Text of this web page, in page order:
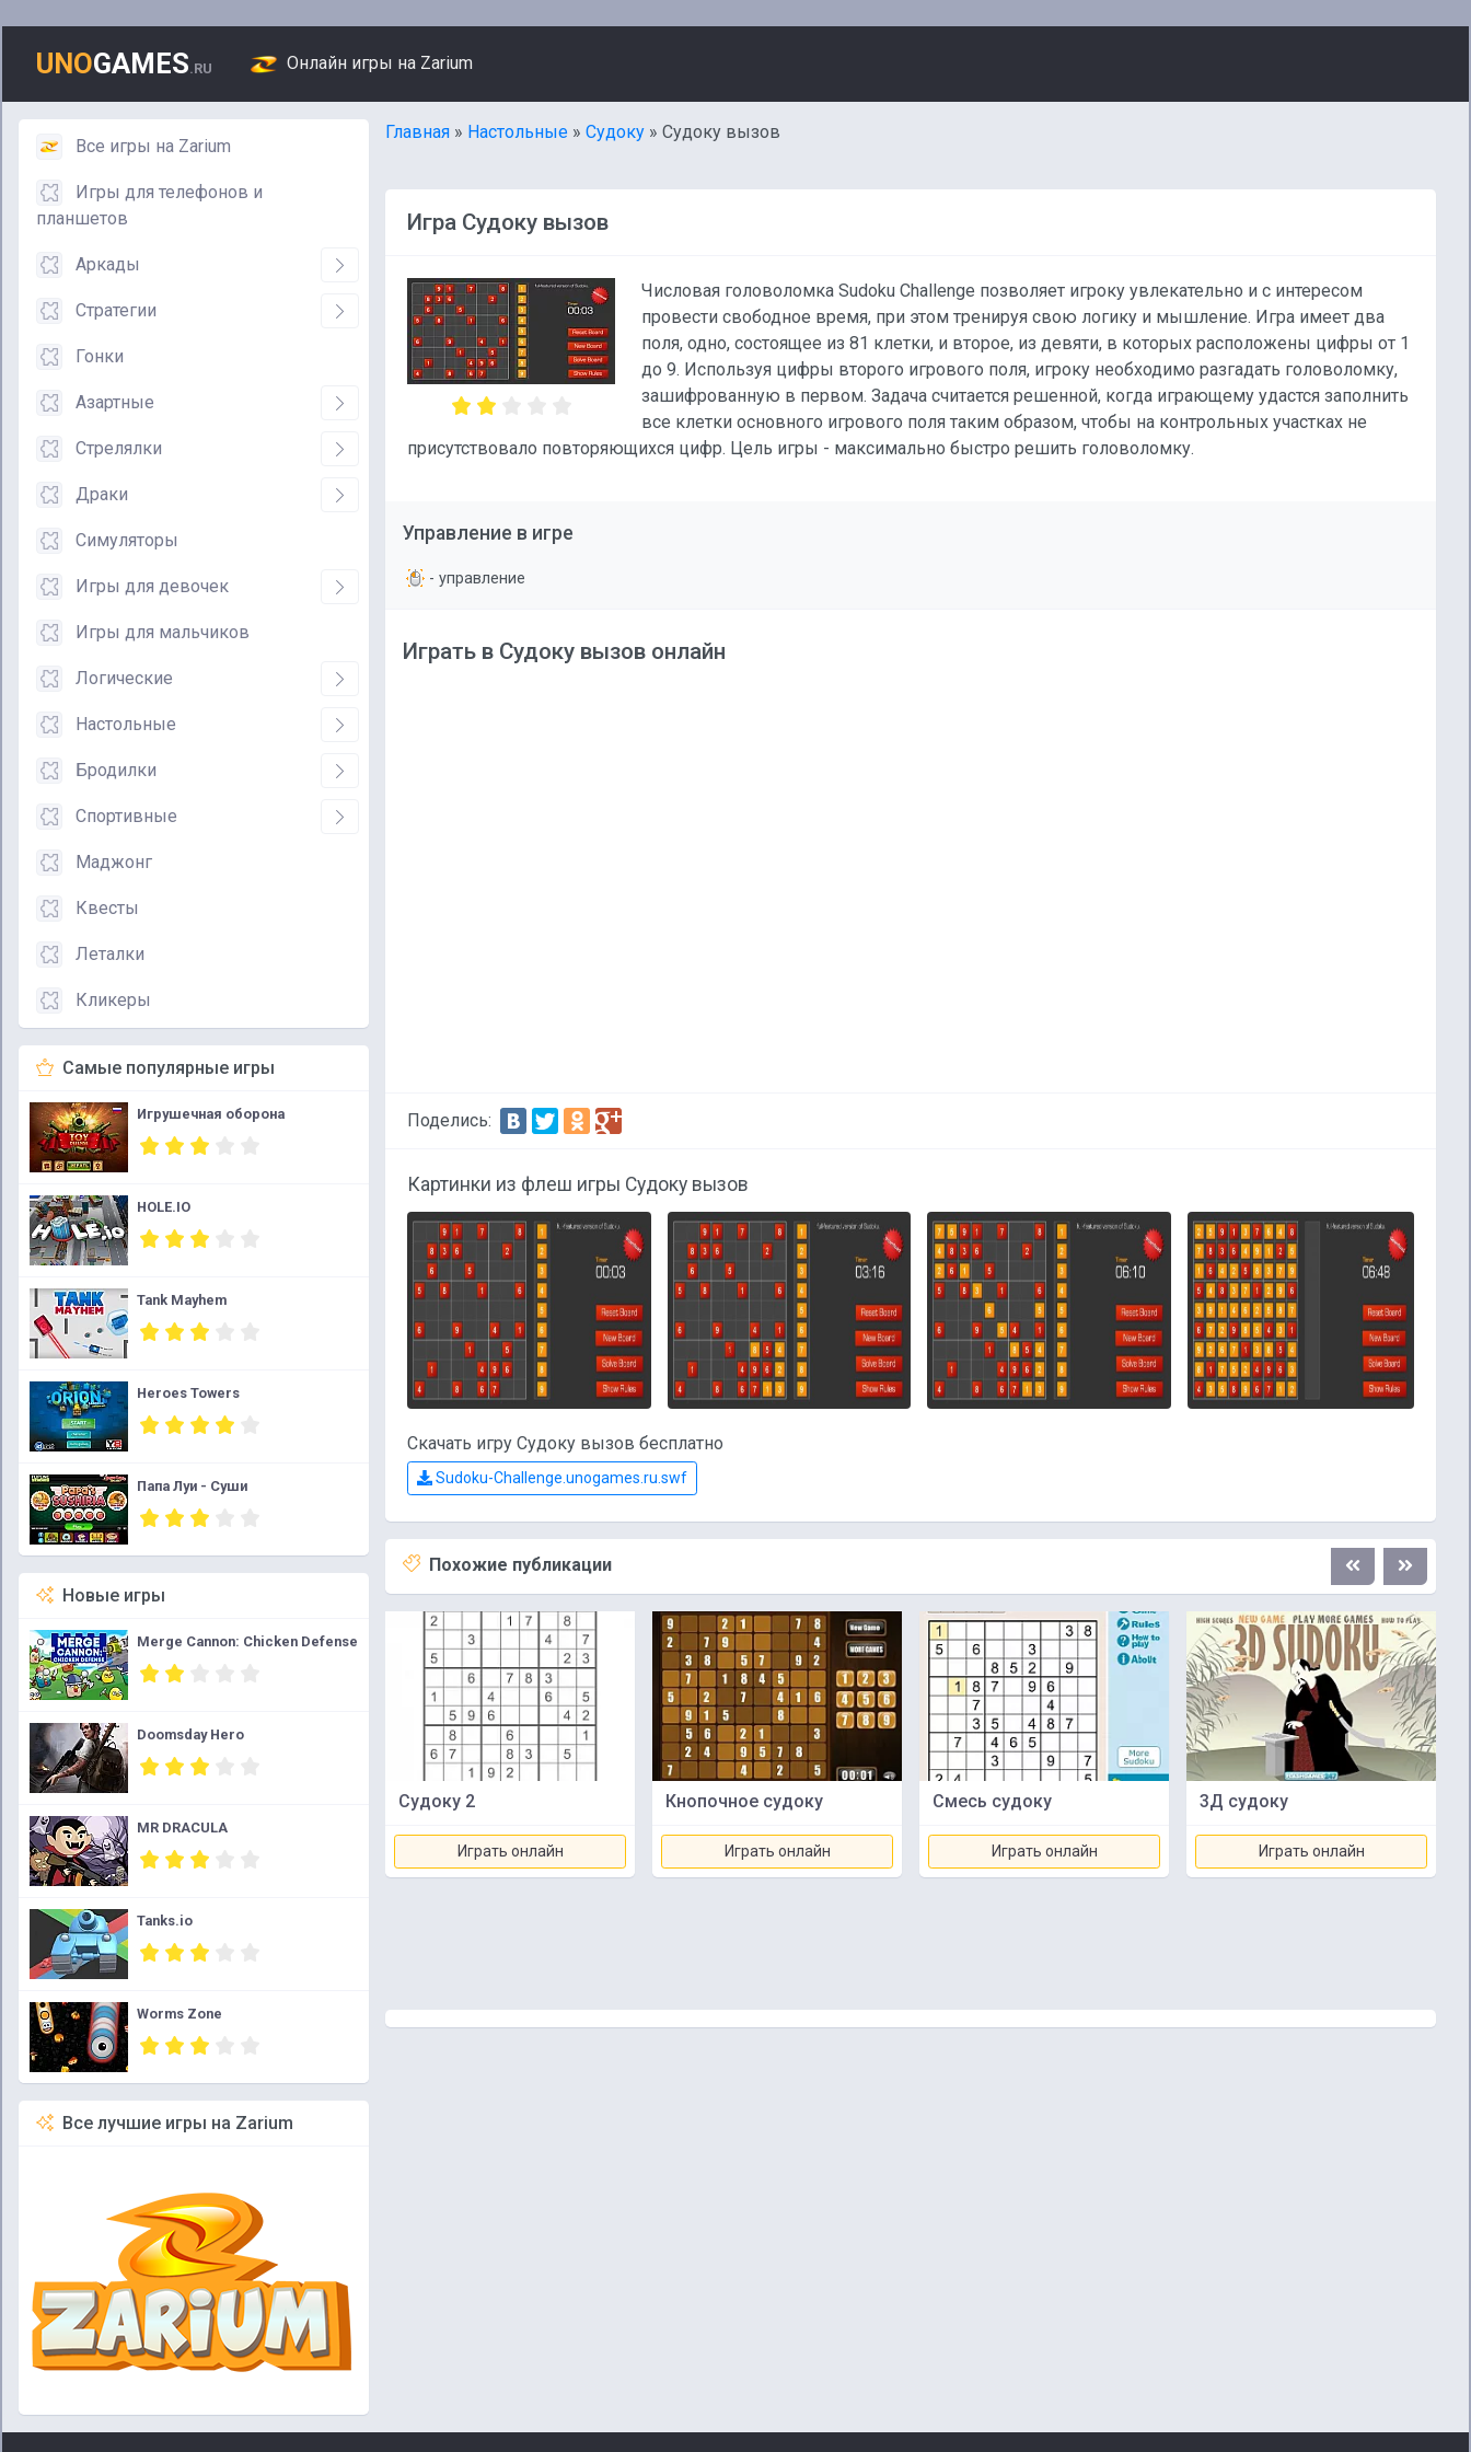
UNOGAMES.RU Онлайн игры на Zarium
Все игры на Zarium
Игры для телефонов и
планшетов
Аркады
Стратегии
Гонки
Азартные
Стрелялки
Драки
Симуляторы
Игры для девочек
Игры для мальчиков
Логические
Настольные
Бродилки
Спортивные
Маджонг
Квесты
Леталки
Кликеры
Самые популярные игры
Игрушечная оборона
HOLE.IO
Tank Mayhem
Heroes Towers
Папа Луи - Суши
Новые игры
Merge Cannon: Chicken Defense
Doomsday Hero
MR DRACULA
Tanks.io
Worms Zone
Все лучшие игры на Zarium
Главная » Настольные » Судоку » Судоку вызов
Игра Судоку вызов
Числовая головоломка Sudoku Challenge позволяет игроку увлекательно и с интересом
провести свободное время, при этом тренируя свою логику и мышление. Игра имеет два
поля, одно, состоящее из 81 клетки, и второе, из девяти, в которых расположены цифры от 1
до 9. Используя цифры второго игрового поля, игроку необходимо разгадать головоломку,
зашифрованную в первом. Задача считается решенной, когда играющему удастся заполнить
все клетки основного игрового поля таким образом, чтобы на контрольных участках не
присутствовало повторяющихся цифр. Цель игры - максимально быстро решить головоломку.
Управление в игре
- управление
Играть в Судоку вызов онлайн
Поделись:
Картинки из флеш игры Судоку вызов
Скачать игру Судоку вызов бесплатно
Sudoku-Challenge.unogames.ru.swf
Похожие публикации
Судоку 2
Играть онлайн
Кнопочное судоку
Играть онлайн
Смесь судоку
Играть онлайн
3Д судоку
Играть онлайн